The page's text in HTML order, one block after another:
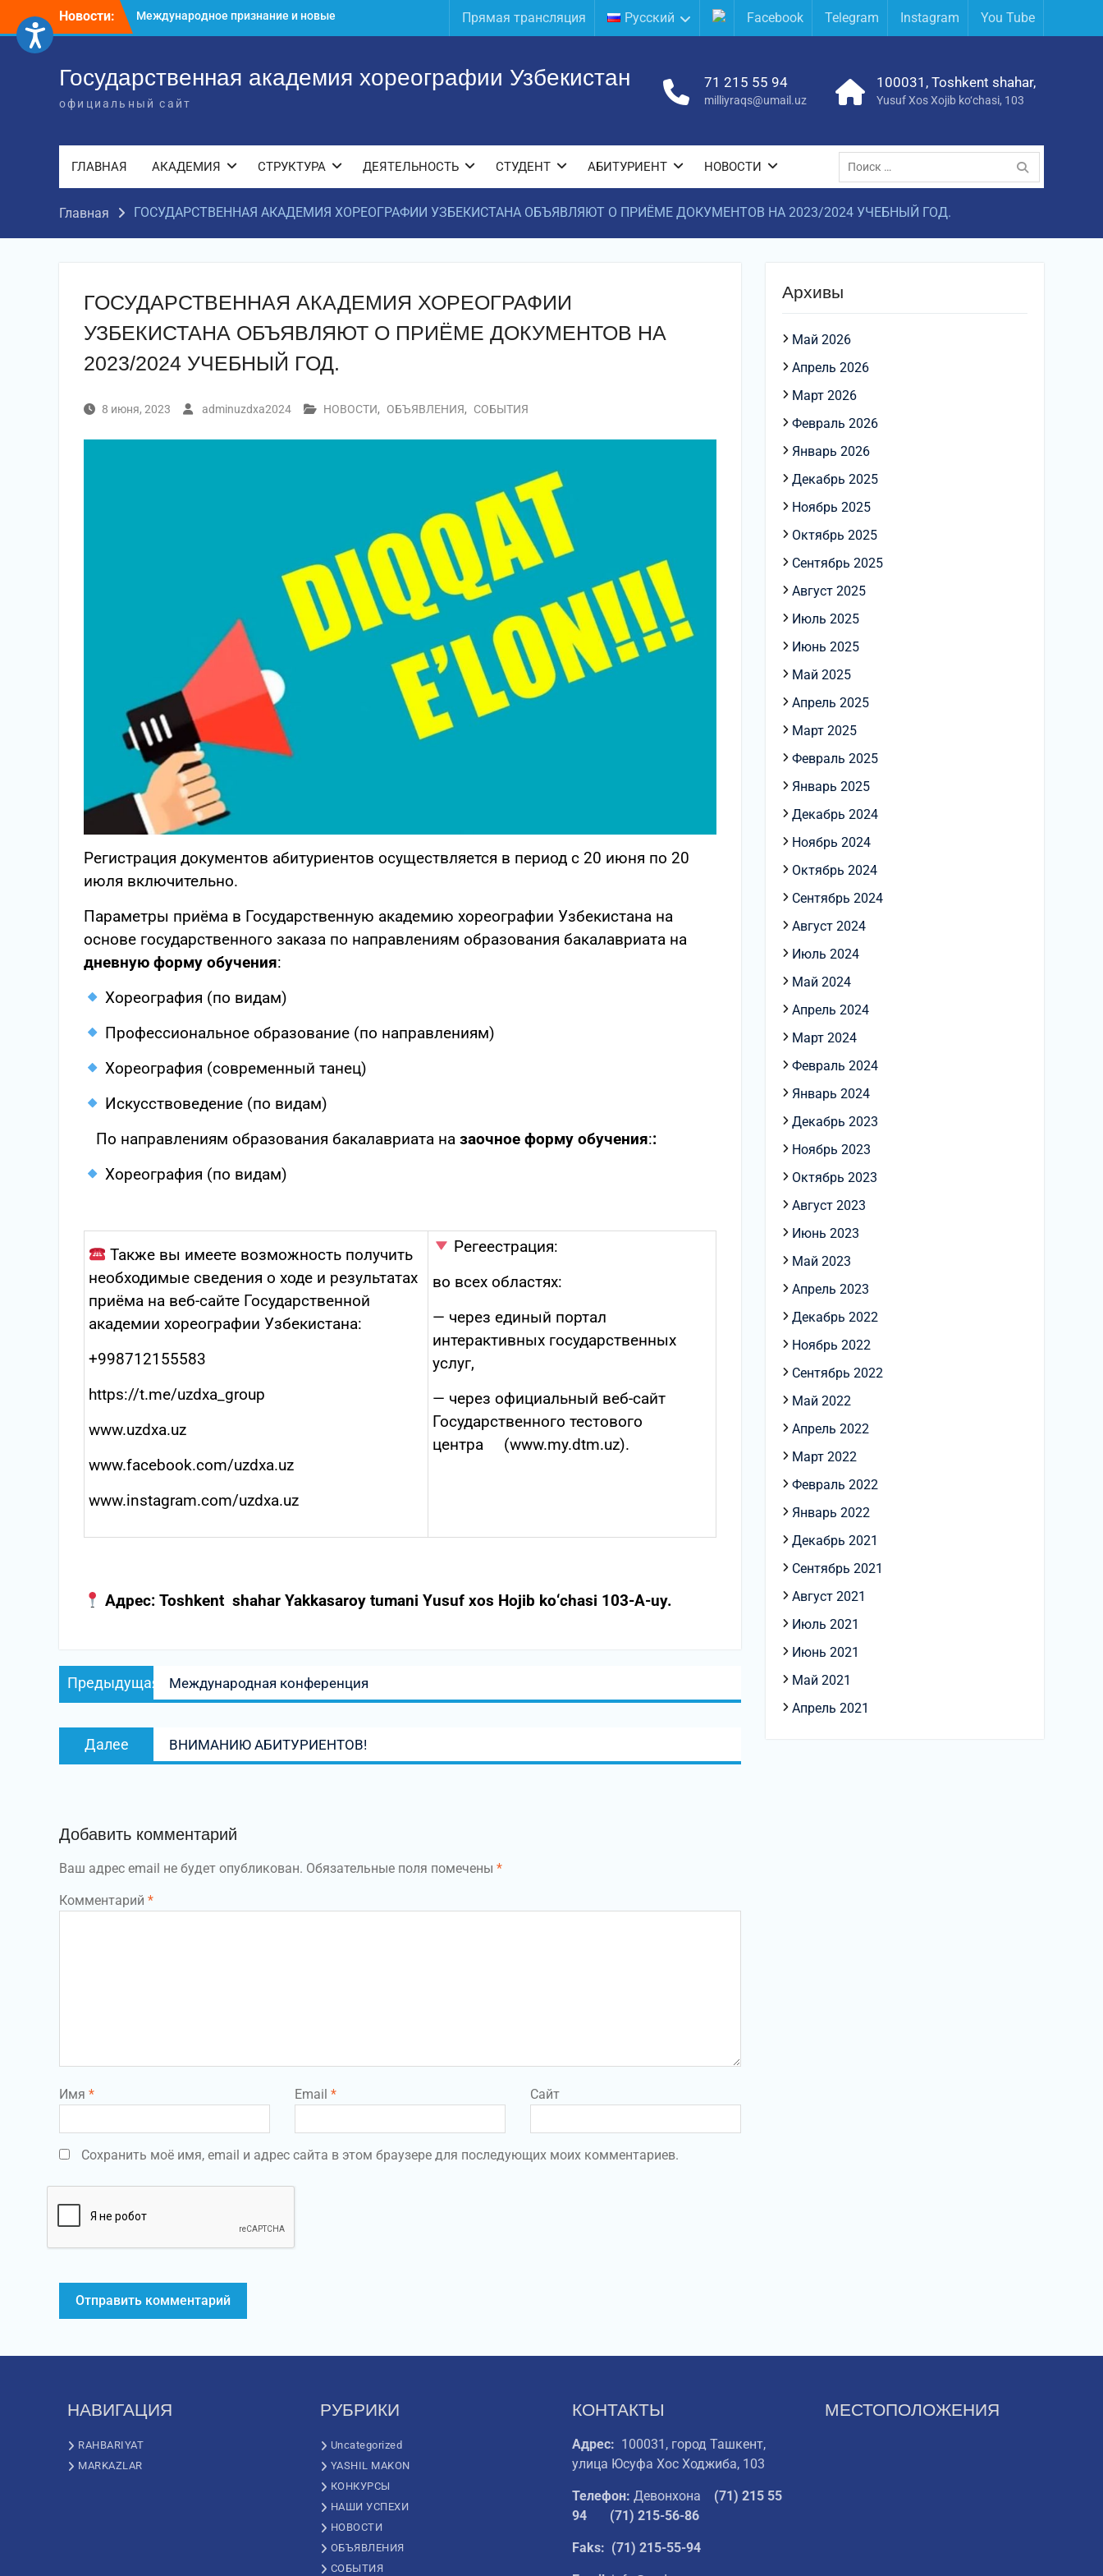
содержимому
Новости:
Международное признание и новые
достижения молодых хореографов!
Прямая трансляция Русский Facebook Telegram Instagram You Tube
Государственная академия хореографии Узбекистан
официальный сайт
71 215 55 94
milliyraqs@umail.uz
100031, Toshkent shahar,
Yusuf Xos Xojib ko‘chasi, 103
ГЛАВНАЯ АКАДЕМИЯ СТРУКТУРА ДЕЯТЕЛЬНОСТЬ СТУДЕНТ АБИТУРИЕНТ НОВОСТИ
Поиск
по:
Главная ГОСУДАРСТВЕННАЯ АКАДЕМИЯ ХОРЕОГРАФИИ УЗБЕКИСТАНА ОБЪЯВЛЯЮТ О ПРИЁМЕ ДОКУМЕНТОВ НА 2023/2024 УЧЕБНЫЙ ГОД.
ГОСУДАРСТВЕННАЯ АКАДЕМИЯ ХОРЕОГРАФИИ
УЗБЕКИСТАНА ОБЪЯВЛЯЮТ О ПРИЁМЕ ДОКУМЕНТОВ НА
2023/2024 УЧЕБНЫЙ ГОД.
8 июня, 2023 adminuzdxa2024 НОВОСТИ, ОБЪЯВЛЕНИЯ, СОБЫТИЯ
Регистрация документов абитуриентов осуществляется в период с 20 июня по 20
июля включительно.
Параметры приёма в Государственную академию хореографии Узбекистана на
основе государственного заказа по направлениям образования бакалавриата на
дневную форму обучения:
Хореография (по видам)
Профессиональное образование (по направлениям)
Хореография (современный танец)
Искусствоведение (по видам)
По направлениям образования бакалавриата на заочное форму обучения::
Хореография (по видам)
Также вы имеете возможность получить
необходимые сведения о ходе и результатах
приёма на веб-сайте Государственной
академии хореографии Узбекистана:
+998712155583
https://t.me/uzdxa_group
www.uzdxa.uz
www.facebook.com/uzdxa.uz
www.instagram.com/uzdxa.uz
Регеестрация:
во всех областях:
— через единый портал
интерактивных государственных
услуг,
— через официальный веб-сайт
Государственного тестового
центра (www.my.dtm.uz).
Адрес: Toshkent shahar Yakkasaroy tumani Yusuf xos Hojib kо‘chasi 103-A-uy.
Навигация
по
Предыдущая
запись:
Международная конференция
Далее
запись:
ВНИМАНИЮ АБИТУРИЕНТОВ!
Добавить комментарий
Ваш адрес email не будет опубликован. Обязательные поля помечены *
Комментарий *
Имя * Email * Сайт
Сохранить моё имя, email и адрес сайта в этом браузере для последующих моих комментариев.
Архивы
Май 2026
Апрель 2026
Март 2026
Февраль 2026
Январь 2026
Декабрь 2025
Ноябрь 2025
Октябрь 2025
Сентябрь 2025
Август 2025
Июль 2025
Июнь 2025
Май 2025
Апрель 2025
Март 2025
Февраль 2025
Январь 2025
Декабрь 2024
Ноябрь 2024
Октябрь 2024
Сентябрь 2024
Август 2024
Июль 2024
Май 2024
Апрель 2024
Март 2024
Февраль 2024
Январь 2024
Декабрь 2023
Ноябрь 2023
Октябрь 2023
Август 2023
Июнь 2023
Май 2023
Апрель 2023
Декабрь 2022
Ноябрь 2022
Сентябрь 2022
Май 2022
Апрель 2022
Март 2022
Февраль 2022
Январь 2022
Декабрь 2021
Сентябрь 2021
Август 2021
Июль 2021
Июнь 2021
Май 2021
Апрель 2021
НАВИГАЦИЯ
RAHBARIYAT
MARKAZLAR
РУБРИКИ
Uncategorized
YASHIL MAKON
КОНКУРСЫ
НАШИ УСПЕХИ
НОВОСТИ
ОБЪЯВЛЕНИЯ
СОБЫТИЯ
КОНТАКТЫ
Адрес: 100031, город Ташкент,
улица Юсуфа Хос Ходжиба, 103
Телефон: Девонхона (71) 215 55
94
(71) 215-56-86
Faks: (71) 215-55-94
МЕСТОПОЛОЖЕНИЯ